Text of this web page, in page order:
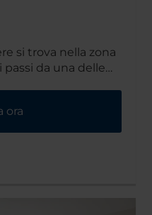
si trova nella zona
da una delle
L'hotel è
stamperia
ora